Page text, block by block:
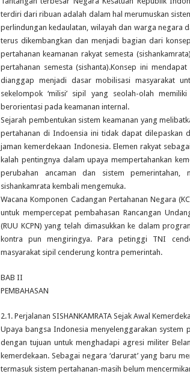
terdiri dari ribuan adalah dalam hal merumuskan
perlindungan kedaulatan, wilayah dan warga negara
terus dikembangkan dan menjadi bagian dari
pertahanan keamanan rakyat semesta
pertahanan semesta (sishanta).Konsep ini
dianggap menjadi dasar mobilisasi masyarakat
sekelompok ‘milisi’ sipil yang seolah-olah
berorientasi pada keamanan internal.
Sejarah pembentukan sistem keamanan yang
pertahanan di Indoensia ini tidak dapat dilepaskan
jaman kemerdekaan Indonesia. Elemen rakyat
kalah pentingnya dalam upaya mempertahankan
perubahan ancaman dan sistem pemerintahan,
sishankamrata kembali mengemuka.
Wacana Komponen Cadangan Pertahanan Negara
untuk mempercepat pembahasan Rancangan
(RUU KCPN) yang telah dimasukkan ke dalam
kontra pun mengiringya. Para petinggi TNI
masyarakat sipil cenderung kontra pemerintah.
BAB II
PEMBAHASAN
2.1. Perjalanan SISHANKAMRATA Sejak Awal
Upaya bangsa Indonesia menyelenggarakan system
dengan tujuan untuk menghadapi agresi militer
kemerdekaan. Sebagai negara ‘darurat’ yang baru
termasuk sistem pertahanan-masih belum